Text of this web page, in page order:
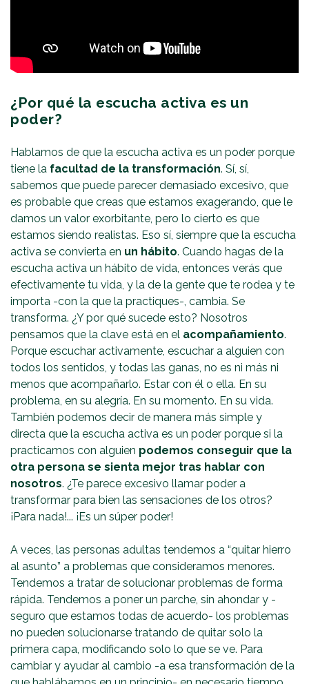
¿Por qué la escucha activa es un
poder?
Hablamos de que la escucha activa es un poder porque
tiene la facultad de la transformación. Sí, sí,
sabemos que puede parecer demasiado excesivo, que
es probable que creas que estamos exagerando, que le
damos un valor exorbitante, pero lo cierto es que
estamos siendo realistas. Eso sí, siempre que la escucha
activa se convierta en un hábito. Cuando hagas de la
escucha activa un hábito de vida, entonces verás que
efectivamente tu vida, y la de la gente que te rodea y te
importa -con la que la practiques-, cambia. Se
transforma. ¿Y por qué sucede esto? Nosotros
pensamos que la clave está en el acompañamiento.
Porque escuchar activamente, escuchar a alguien con
todos los sentidos, y todas las ganas, no es ni más ni
menos que acompañarlo. Estar con él o ella. En su
problema, en su alegría. En su momento. En su vida.
También podemos decir de manera más simple y
directa que la escucha activa es un poder porque si la
practicamos con alguien podemos conseguir que la
otra persona se sienta mejor tras hablar con
nosotros. ¿Te parece excesivo llamar poder a
transformar para bien las sensaciones de los otros?
¡Para nada!... ¡Es un súper poder!
A veces, las personas adultas tendemos a “quitar hierro
al asunto” a problemas que consideramos menores.
Tendemos a tratar de solucionar problemas de forma
rápida. Tendemos a poner un parche, sin ahondar y -
seguro que estamos todas de acuerdo- los problemas
no pueden solucionarse tratando de quitar solo la
primera capa, modificando solo lo que se ve. Para
cambiar y ayudar al cambio -a esa transformación de la